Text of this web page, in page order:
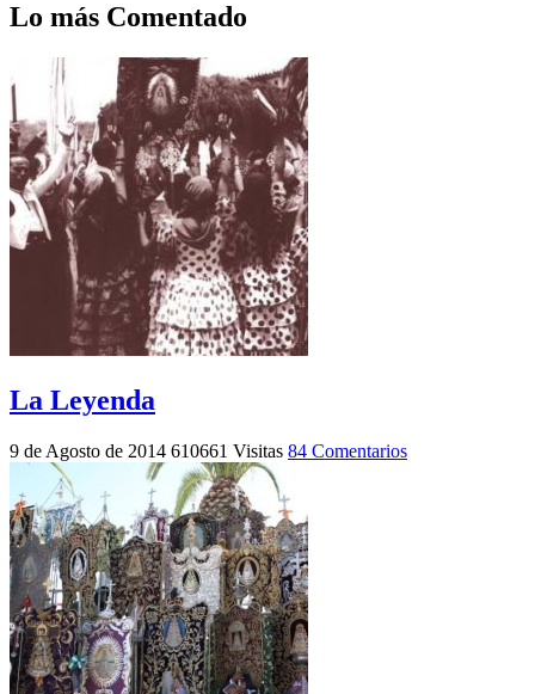
Lo más Comentado
La Leyenda
9 de Agosto de 2014 610661 Visitas 84 Comentarios